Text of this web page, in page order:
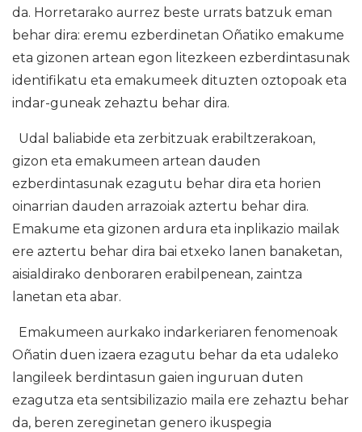
da. Horretarako aurrez beste urrats batzuk eman
behar dira: eremu ezberdinetan Oñatiko emakume
eta gizonen artean egon litezkeen ezberdintasunak
identifikatu eta emakumeek dituzten oztopoak eta
indar-guneak zehaztu behar dira.
Udal baliabide eta zerbitzuak erabiltzerakoan,
gizon eta emakumeen artean dauden
ezberdintasunak ezagutu behar dira eta horien
oinarrian dauden arrazoiak aztertu behar dira.
Emakume eta gizonen ardura eta inplikazio mailak
ere aztertu behar dira bai etxeko lanen banaketan,
aisialdirako denboraren erabilpenean, zaintza
lanetan eta abar.
Emakumeen aurkako indarkeriaren fenomenoak
Oñatin duen izaera ezagutu behar da eta udaleko
langileek berdintasun gaien inguruan duten
ezagutza eta sentsibilizazio maila ere zehaztu behar
da, beren zereginetan genero ikuspegia